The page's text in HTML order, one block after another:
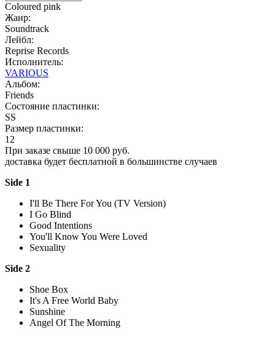
Coloured pink
Жанр:
Soundtrack
Лейбл:
Reprise Records
Исполнитель:
VARIOUS
Альбом:
Friends
Состояние пластинки:
SS
Размер пластинки:
12
При заказе свыше 10 000 руб.
доставка будет бесплатной в большинстве случаев
Side 1
I'll Be There For You (TV Version)
I Go Blind
Good Intentions
You'll Know You Were Loved
Sexuality
Side 2
Shoe Box
It's A Free World Baby
Sunshine
Angel Of The Morning